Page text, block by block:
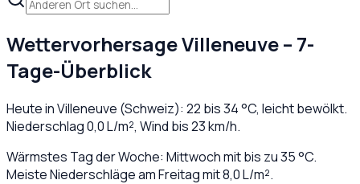
WettervorhersageVilleneuve– 7-
Tage-Überblick
Heute inVilleneuve (Schweiz): 22 bis34°C, leicht bewölkt.
Niederschlag0,0L/m², Wind bis23km/h.
Wärmstes Tag der Woche: Mittwoch mit bis zu 35 °C.
Meiste Niederschläge am Freitag mit 8,0 L/m².